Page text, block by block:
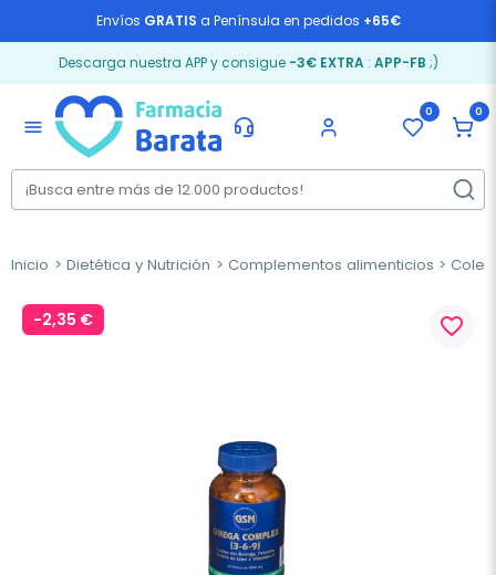
Envíos GRATIS a Península en pedidos +65€
Descarga nuestra APP y consigue -3€ EXTRA: APP-FB ;)
menu
0 0
Inicio Dietética y Nutrición Complementos alimenticios
-2,35 € favorite_border